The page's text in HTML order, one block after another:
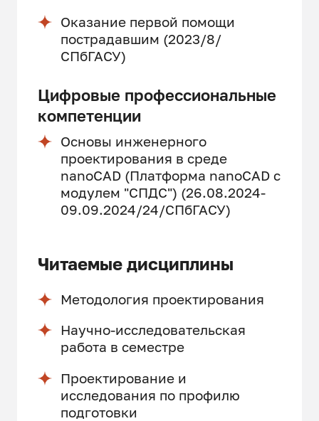
Оказание первой помощи
пострадавшим (2023/8/
СПбГАСУ)
Цифровые профессиональные
компетенции
Основы инженерного
проектирования в среде
nanoCAD (Платформа nanoCAD c
модулем "СПДС") (26.08.2024-
09.09.2024/24/СПбГАСУ)
Читаемые дисциплины
Методология проектирования
Научно-исследовательская
работа в семестре
Проектирование и
исследования по профилю
подготовки